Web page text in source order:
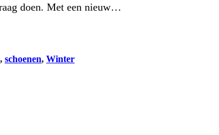
doen. Met een nieuw…
, schoenen, Winter